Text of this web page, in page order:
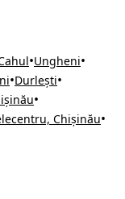
•Ungheni•
•Durlești•
•
Chișinău•